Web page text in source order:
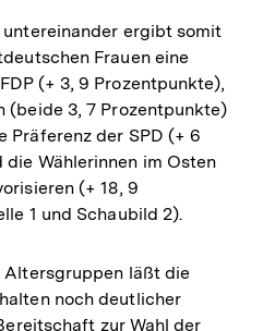
ergibt somit
Frauen eine
(+ 3, 9 Prozentpunkte),
(beide 3, 7 Prozentpunkte)
Präferenz der SPD (+ 6
Wählerinnen im Osten
(+ 18, 9
1 und Schaubild 2).
läßt die
noch deutlicher
zur Wahl der